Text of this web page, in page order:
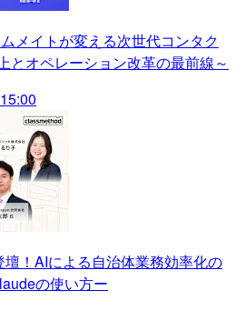
メイトが変える次世代コンタク
とオペレーション改革の最前線～
壇！AIによる自治体業務効率化の
の使い方ー